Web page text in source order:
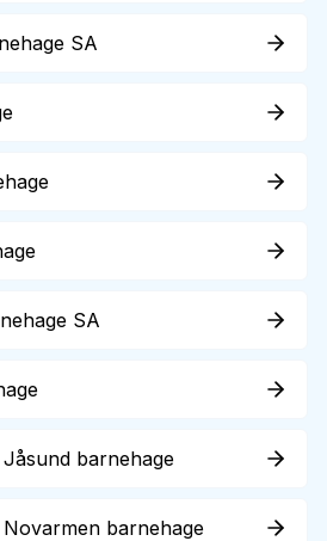
SA
SA
barnehage
barnehage